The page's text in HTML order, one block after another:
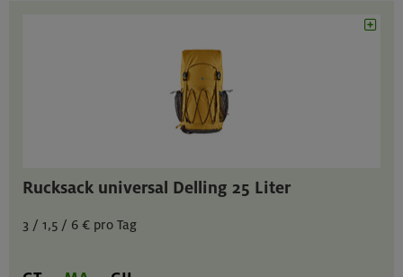
Rucksack universal Delling 25 Liter
3 / 1,5 / 6 € pro Tag